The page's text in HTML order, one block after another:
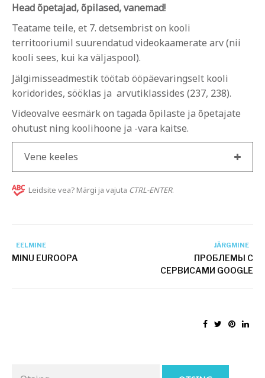
Head õpetajad, õpilased, vanemad!
Teatame teile, et 7. detsembrist on kooli
territooriumil suurendatud videokaamerate arv (nii
kooli sees, kui ka väljaspool).
Jälgimisseadmestik töötab ööpäevaringselt kooli
koridorides, sööklas ja arvutiklassides (237, 238).
Videovalve eesmärk on tagada õpilaste ja õpetajate
ohutust ning koolihoone ja -vara kaitse.
Vene keeles
Leidsite vea? Märgi ja vajuta CTRL-ENTER.
EELMINE
MINU EUROOPA
JÄRGMINE
ПРОБЛЕМЫ С
СЕРВИСАМИ GOOGLE